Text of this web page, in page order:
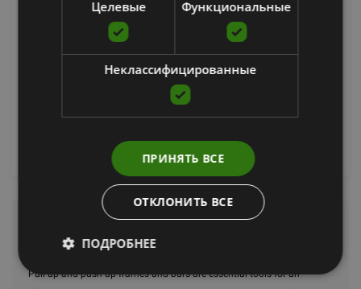
HARBINGER MULTI-GYM PRO
HARBINGER
уведомить меня
Pull-Up and Push-Up Frames
Pull-up and push-up frames and bars are essential tools for an
Целевые Функциональные
Неклассифицированные
ПРИНЯТЬ ВСЕ
ОТКЛОНИТЬ ВСЕ
ПОДРОБНЕЕ